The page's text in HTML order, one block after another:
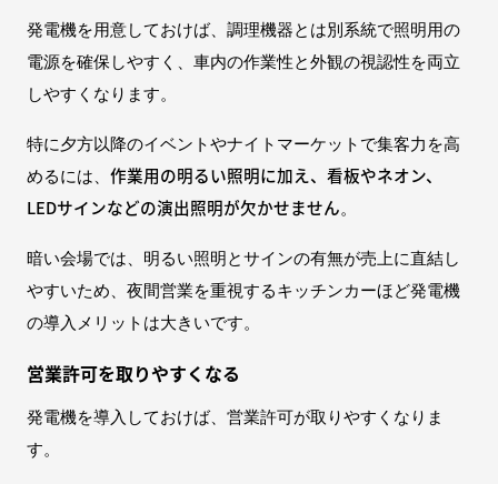
発電機を用意しておけば、調理機器とは別系統で照明用の
電源を確保しやすく、車内の作業性と外観の視認性を両立
しやすくなります。
特に夕方以降のイベントやナイトマーケットで集客力を高
めるには、 作業用の明るい照明に加え、看板やネオン、
LEDサインなどの演出照明が欠かせません。
暗い会場では、明るい照明とサインの有無が売上に直結し
やすいため、夜間営業を重視するキッチンカーほど発電機
の導入メリットは大きいです。
営業許可を取りやすくなる
発電機を導入しておけば、営業許可が取りやすくなりま
す。